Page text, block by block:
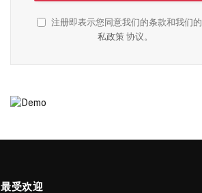
注册即表示您同意我们的条款和我们的
私政策协议。
最受欢迎